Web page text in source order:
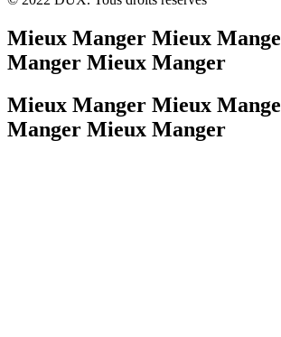
Mieux Manger Mieux
Manger Mieux Manger
Mieux Manger Mieux
Manger Mieux Manger